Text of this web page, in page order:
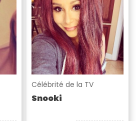
Célébrité de la TV
Snooki